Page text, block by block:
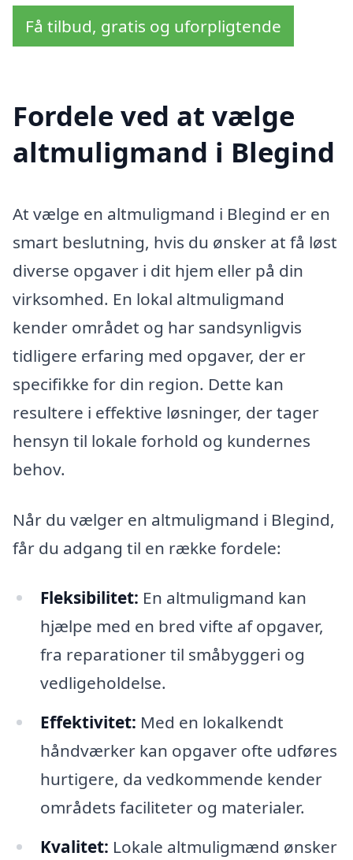
Få tilbud, gratis og uforpligtende
Fordele ved at vælge
altmuligmand i Blegind
At vælge en altmuligmand i Blegind er en
smart beslutning, hvis du ønsker at få løst
diverse opgaver i dit hjem eller på din
virksomhed. En lokal altmuligmand
kender området og har sandsynligvis
tidligere erfaring med opgaver, der er
specifikke for din region. Dette kan
resultere i effektive løsninger, der tager
hensyn til lokale forhold og kundernes
behov.
Når du vælger en altmuligmand i Blegind,
får du adgang til en række fordele:
Fleksibilitet: En altmuligmand kan
hjælpe med en bred vifte af opgaver,
fra reparationer til småbyggeri og
vedligeholdelse.
Effektivitet: Med en lokalkendt
håndværker kan opgaver ofte udføres
hurtigere, da vedkommende kender
områdets faciliteter og materialer.
Kvalitet: Lokale altmuligmænd ønsker